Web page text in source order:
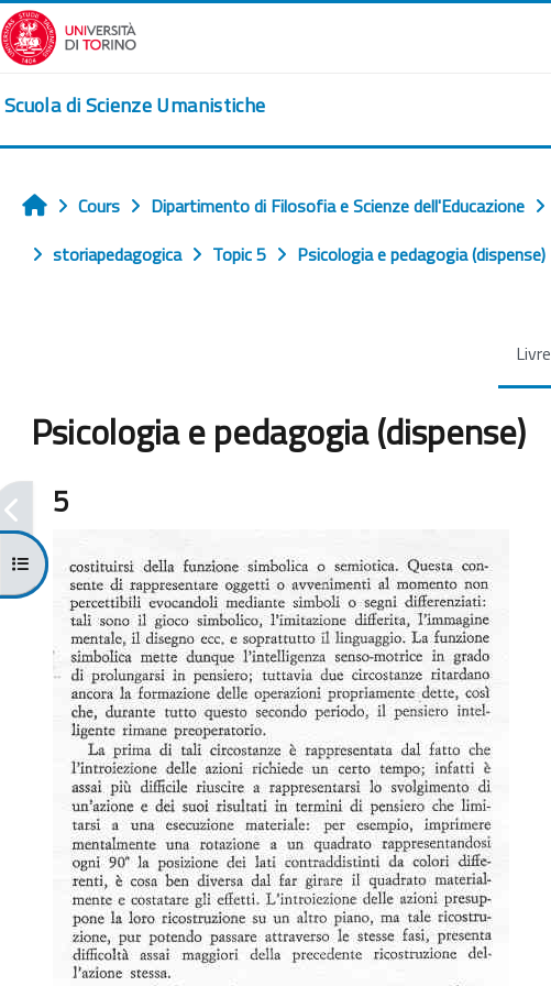
Passer au contenu principal
Scuola di Scienze Umanistiche
Ouvrir l’index du cours
Accueil
Cours Dipartimento di Filosofia e Scienze dell'Educazione
storiapedagogica
Topic 5 Psicologia e pedagogia (dispense)
Livre
Psicologia e pedagogia (dispense)
5